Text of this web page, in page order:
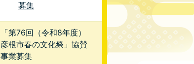
募集
「第76回（令和8年度）
彦根市春の文化祭」協賛
事業募集